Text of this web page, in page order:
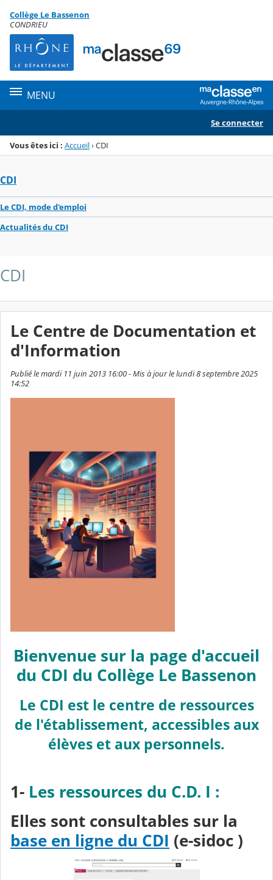
Menu de la rubrique
Contenu
Collège Le Bassenon
CONDRIEU
MENU
Se connecter
Vous êtes ici : Accueil›CDI
CDI
Le CDI, mode d'emploi
Actualités du CDI
CDI
Le Centre de Documentation et
d'Information
Publié le mardi 11 juin 2013 16:00 - Mis à jour le lundi 8 septembre 2025
14:52
Bienvenue sur la page d'accueil
du CDI du Collège Le Bassenon
Le CDI est le centre de ressources
de l'établissement, accessibles aux
élèves et aux personnels.
1- Les ressources du C.D. I :
Elles sont consultables sur la
base en ligne du CDI (e-sidoc )